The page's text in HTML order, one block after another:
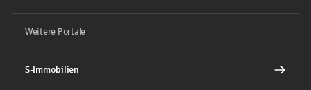
Weitere Portale
S-Immobilien